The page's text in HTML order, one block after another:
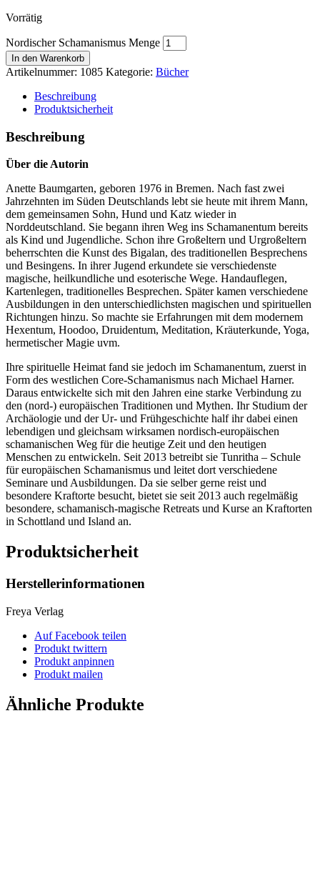
Vorrätig
Nordischer Schamanismus Menge
In den Warenkorb
Artikelnummer: 1085 Kategorie: Bücher
Beschreibung
Produktsicherheit
Beschreibung
Über die Autorin
Anette Baumgarten, geboren 1976 in Bremen. Nach fast zwei
Jahrzehnten im Süden Deutschlands lebt sie heute mit ihrem Mann,
dem gemeinsamen Sohn, Hund und Katz wieder in
Norddeutschland. Sie begann ihren Weg ins Schamanentum bereits
als Kind und Jugendliche. Schon ihre Großeltern und Urgroßeltern
beherrschten die Kunst des Bigalan, des traditionellen Besprechens
und Besingens. In ihrer Jugend erkundete sie verschiedenste
magische, heilkundliche und esoterische Wege. Handauflegen,
Kartenlegen, traditionelles Besprechen. Später kamen verschiedene
Ausbildungen in den unterschiedlichsten magischen und spirituellen
Richtungen hinzu. So machte sie Erfahrungen mit dem modernem
Hexentum, Hoodoo, Druidentum, Meditation, Kräuterkunde, Yoga,
hermetischer Magie uvm.
Ihre spirituelle Heimat fand sie jedoch im Schamanentum, zuerst in
Form des westlichen Core-Schamanismus nach Michael Harner.
Daraus entwickelte sich mit den Jahren eine starke Verbindung zu
den (nord-) europäischen Traditionen und Mythen. Ihr Studium der
Archäologie und der Ur- und Frühgeschichte half ihr dabei einen
lebendigen und gleichsam wirksamen nordisch-europäischen
schamanischen Weg für die heutige Zeit und den heutigen
Menschen zu entwickeln. Seit 2013 betreibt sie Tunritha – Schule
für europäischen Schamanismus und leitet dort verschiedene
Seminare und Ausbildungen. Da sie selber gerne reist und
besondere Kraftorte besucht, bietet sie seit 2013 auch regelmäßig
besondere, schamanisch-magische Retreats und Kurse an Kraftorten
in Schottland und Island an.
Produktsicherheit
Herstellerinformationen
Freya Verlag
Auf Facebook teilen
Produkt twittern
Produkt anpinnen
Produkt mailen
Ähnliche Produkte